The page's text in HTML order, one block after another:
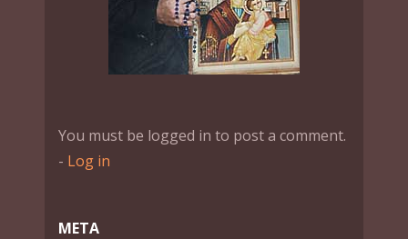
You must be logged in to post a comment.
- Log in
МЕТА